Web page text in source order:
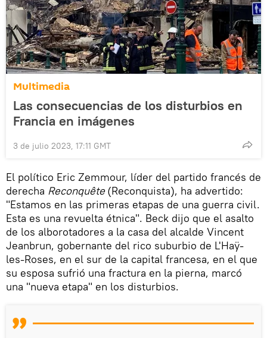
Multimedia
Las consecuencias de los disturbios en
Francia en imágenes
3 de julio 2023, 17:11 GMT
El político Eric Zemmour, líder del partido francés de
derecha Reconquête(Reconquista), ha advertido:
"Estamos en las primeras etapas de una guerra civil.
Esta es una revuelta étnica". Beck dijo que el asalto
de los alborotadores a la casa del alcalde Vincent
Jeanbrun, gobernante del rico suburbio de L'Haÿ-
les-Roses, en el sur de la capital francesa, en el que
su esposa sufrió una fractura en la pierna, marcó
una "nueva etapa" en los disturbios.